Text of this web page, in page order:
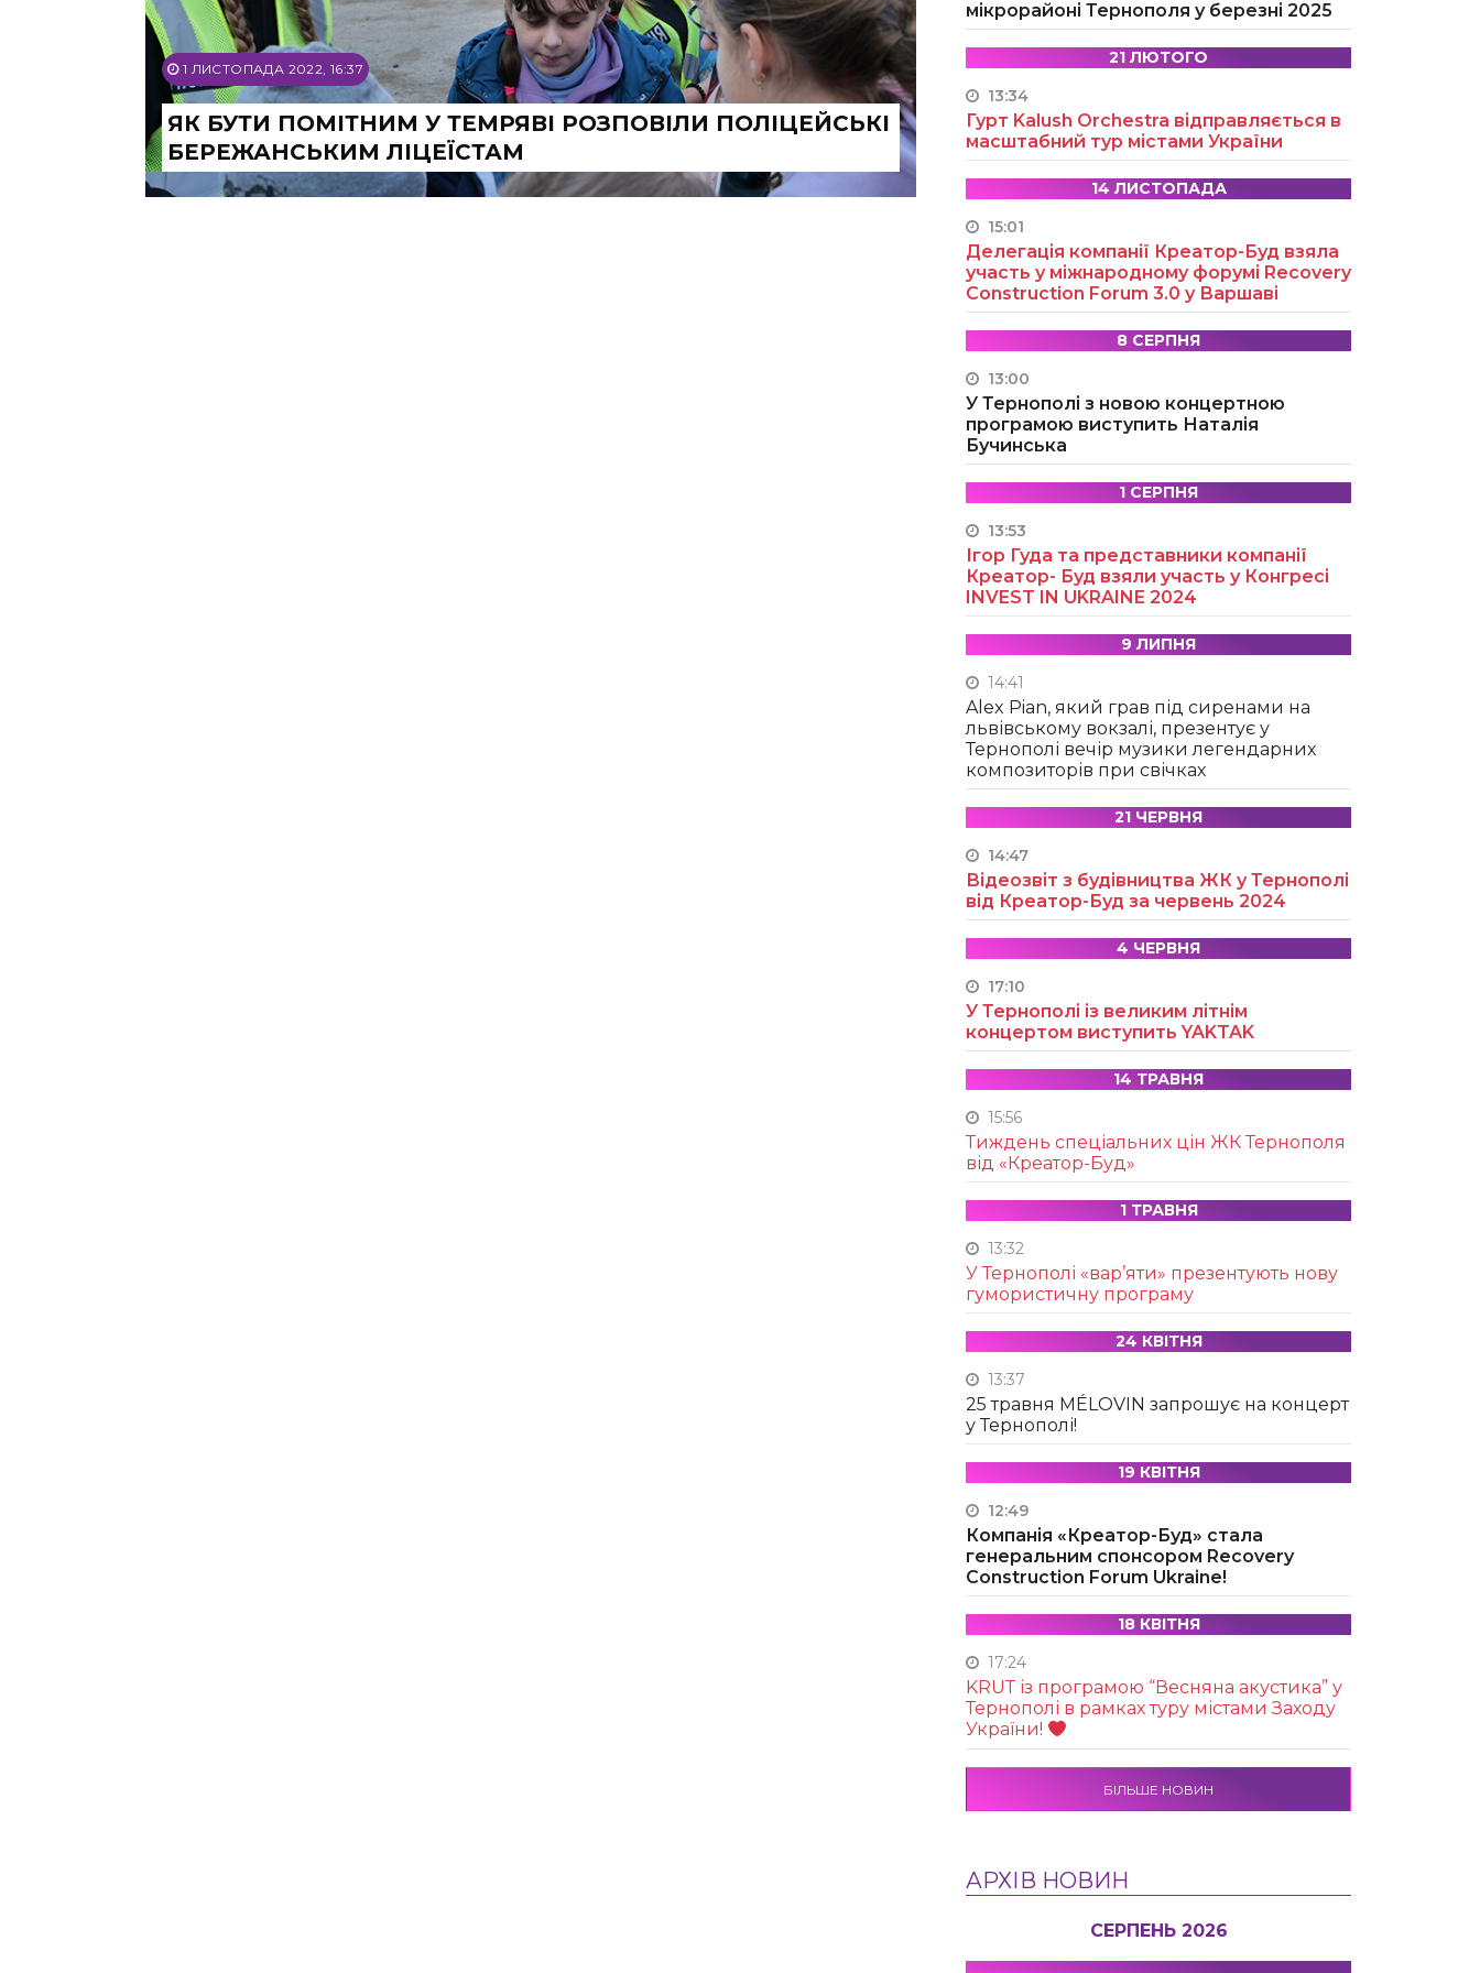
1 ЛИСТОПАДА 2022, 16:37
ЯК БУТИ ПОМІТНИМ У ТЕМРЯВІ РОЗПОВІЛИ ПОЛІЦЕЙСЬКІ
БЕРЕЖАНСЬКИМ ЛІЦЕЇСТАМ
мікрорайоні Тернополя у березні 2025
21 ЛЮТОГО
13:34
Гурт Kalush Orchestra відправляється в
масштабний тур містами України
14 ЛИСТОПАДА
15:01
Делегація компанії Креатор-Буд взяла
участь у міжнародному форумі Recovery
Construction Forum 3.0 у Варшаві
8 СЕРПНЯ
13:00
У Тернополі з новою концертною
програмою виступить Наталія
Бучинська
1 СЕРПНЯ
13:53
Ігор Гуда та представники компанії
Креатор- Буд взяли участь у Конгресі
INVEST IN UKRAINE 2024
9 ЛИПНЯ
14:41
Alex Pian, який грав під сиренами на
львівському вокзалі, презентує у
Тернополі вечір музики легендарних
композиторів при свічках
21 ЧЕРВНЯ
14:47
Відеозвіт з будівництва ЖК у Тернополі
від Креатор-Буд за червень 2024
4 ЧЕРВНЯ
17:10
У Тернополі із великим літнім
концертом виступить YAKTAK
14 ТРАВНЯ
15:56
Тиждень спеціальних цін ЖК Тернополя
від «Креатор-Буд»
1 ТРАВНЯ
13:32
У Тернополі «вар’яти» презентують нову
гумористичну програму
24 КВІТНЯ
13:37
25 травня MÉLOVIN запрошує на концерт
у Тернополі!
19 КВІТНЯ
12:49
Компанія «Креатор-Буд» стала
генеральним спонсором Recovery
Construction Forum Ukraine!
18 КВІТНЯ
17:24
KRUТ із програмою “Весняна акустика” у
Тернополі в рамках туру містами Заходу
України!
БІЛЬШЕ НОВИН
АРХІВ НОВИН
СЕРПЕНЬ 2026